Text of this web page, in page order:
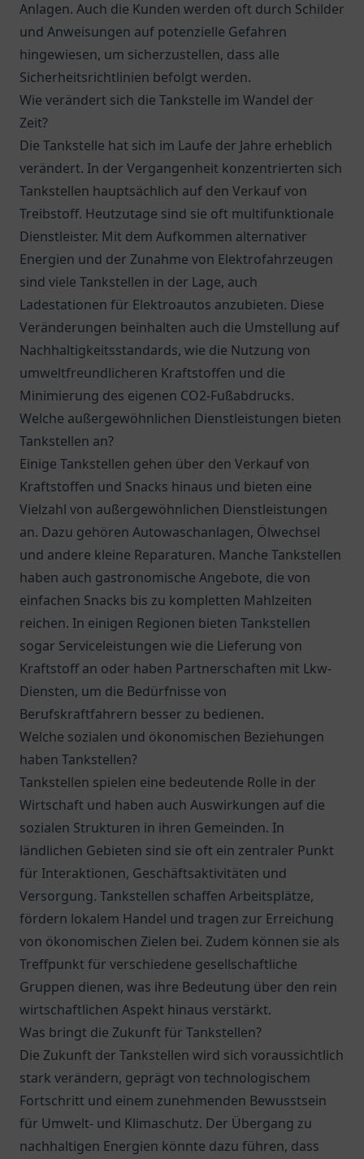
Anlagen. Auch die Kunden werden oft durch Schilder
und Anweisungen auf potenzielle Gefahren
hingewiesen, um sicherzustellen, dass alle
Sicherheitsrichtlinien befolgt werden.
Wie verändert sich die Tankstelle im Wandel der
Zeit?
Die Tankstelle hat sich im Laufe der Jahre erheblich
verändert. In der Vergangenheit konzentrierten sich
Tankstellen hauptsächlich auf den Verkauf von
Treibstoff. Heutzutage sind sie oft multifunktionale
Dienstleister. Mit dem Aufkommen alternativer
Energien und der Zunahme von Elektrofahrzeugen
sind viele Tankstellen in der Lage, auch
Ladestationen für Elektroautos anzubieten. Diese
Veränderungen beinhalten auch die Umstellung auf
Nachhaltigkeitsstandards, wie die Nutzung von
umweltfreundlicheren Kraftstoffen und die
Minimierung des eigenen CO2-Fußabdrucks.
Welche außergewöhnlichen Dienstleistungen bieten
Tankstellen an?
Einige Tankstellen gehen über den Verkauf von
Kraftstoffen und Snacks hinaus und bieten eine
Vielzahl von außergewöhnlichen Dienstleistungen
an. Dazu gehören Autowaschanlagen, Ölwechsel
und andere kleine Reparaturen. Manche Tankstellen
haben auch gastronomische Angebote, die von
einfachen Snacks bis zu kompletten Mahlzeiten
reichen. In einigen Regionen bieten Tankstellen
sogar Serviceleistungen wie die Lieferung von
Kraftstoff an oder haben Partnerschaften mit Lkw-
Diensten, um die Bedürfnisse von
Berufskraftfahrern besser zu bedienen.
Welche sozialen und ökonomischen Beziehungen
haben Tankstellen?
Tankstellen spielen eine bedeutende Rolle in der
Wirtschaft und haben auch Auswirkungen auf die
sozialen Strukturen in ihren Gemeinden. In
ländlichen Gebieten sind sie oft ein zentraler Punkt
für Interaktionen, Geschäftsaktivitäten und
Versorgung. Tankstellen schaffen Arbeitsplätze,
fördern lokalem Handel und tragen zur Erreichung
von ökonomischen Zielen bei. Zudem können sie als
Treffpunkt für verschiedene gesellschaftliche
Gruppen dienen, was ihre Bedeutung über den rein
wirtschaftlichen Aspekt hinaus verstärkt.
Was bringt die Zukunft für Tankstellen?
Die Zukunft der Tankstellen wird sich voraussichtlich
stark verändern, geprägt von technologischem
Fortschritt und einem zunehmenden Bewusstsein
für Umwelt- und Klimaschutz. Der Übergang zu
nachhaltigen Energien könnte dazu führen, dass